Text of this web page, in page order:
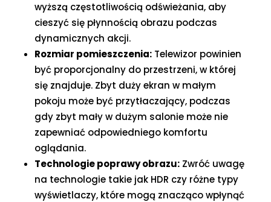
wyższą częstotliwością odświeżania, aby
cieszyć się płynnością obrazu podczas
dynamicznych akcji.
Rozmiar pomieszczenia: Telewizor powinien
być proporcjonalny do przestrzeni, w której
się znajduje. Zbyt duży ekran w małym
pokoju może być przytłaczający, podczas
gdy zbyt mały w dużym salonie może nie
zapewniać odpowiedniego komfortu
oglądania.
Technologie poprawy obrazu: Zwróć uwagę
na technologie takie jak HDR czy różne typy
wyświetlaczy, które mogą znacząco wpłynąć